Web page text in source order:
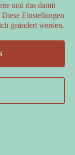
und das damit
Einstellungen
geändert werden.